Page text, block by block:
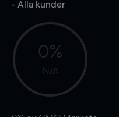
- Alla kunder
0%
N/A